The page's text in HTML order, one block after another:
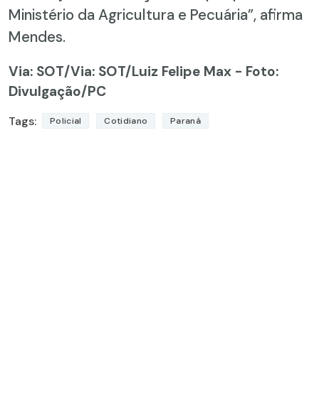
Ministério da Agricultura e Pecuária”, afirma
Mendes.
Via: SOT/Via: SOT/Luiz Felipe Max - Foto:
Divulgação/PC
Tags: Policial Cotidiano Paraná